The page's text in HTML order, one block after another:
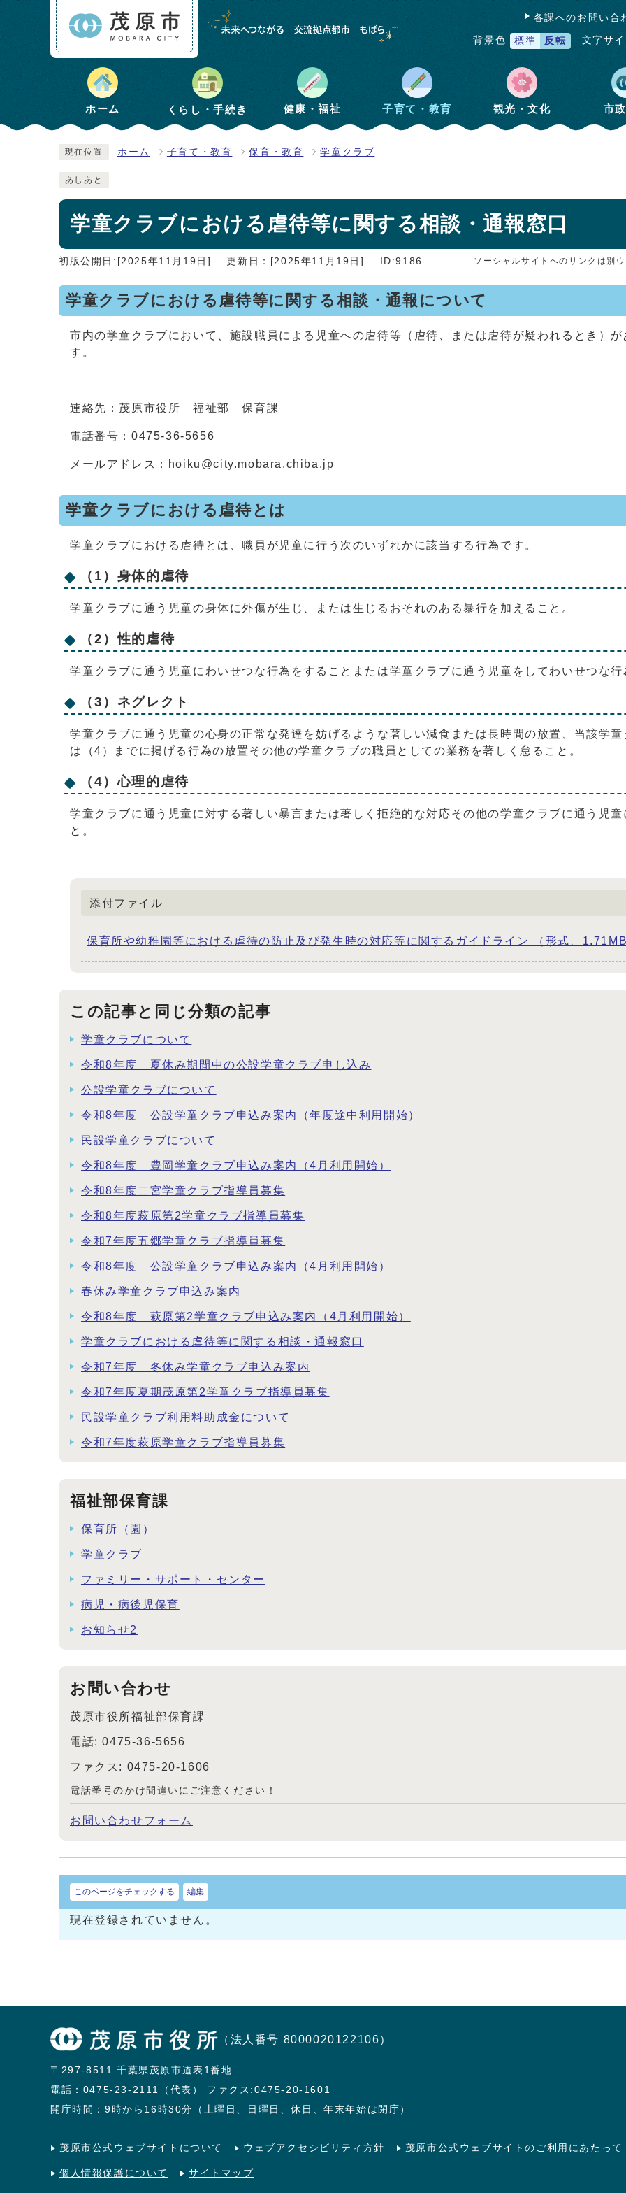
各課へのお問い合
背景色 標準 反転 文字サ
ホーム くらし・手続き 健康・福祉 子育て・教育 観光・文化 市
現在位置 ホーム 子育て・教育 保育・教育 学童クラブ
あしあと
学童クラブにおける虐待等に関する相談・通報窓口
初版公開日:[2025年11月19日] 更新日：[2025年11月19日] ID:9186 ソーシャルサイトへのリンクは別
学童クラブにおける虐待等に関する相談・通報について
市内の学童クラブにおいて、施設職員による児童への虐待等（虐待、または虐待が疑われるとき）
す。
連絡先：茂原市役所 福祉部 保育課
電話番号：0475-36-5656
メールアドレス：hoiku@city.mobara.chiba.jp
学童クラブにおける虐待とは
学童クラブにおける虐待とは、職員が児童に行う次のいずれかに該当する行為です。
（1）身体的虐待
学童クラブに通う児童の身体に外傷が生じ、または生じるおそれのある暴行を加えること。
（2）性的虐待
学童クラブに通う児童にわいせつな行為をすることまたは学童クラブに通う児童をしてわいせつな
（3）ネグレクト
学童クラブに通う児童の心身の正常な発達を妨げるような著しい減食または長時間の放置、当該学
は（4）までに掲げる行為の放置その他の学童クラブの職員としての業務を著しく怠ること。
（4）心理的虐待
学童クラブに通う児童に対する著しい暴言または著しく拒絶的な対応その他の学童クラブに通う児
と。
添付ファイル
保育所や幼稚園等における虐待の防止及び発生時の対応等に関するガイドライン （形式、
この記事と同じ分類の記事
学童クラブについて
令和8年度 夏休み期間中の公設学童クラブ申し込み
公設学童クラブについて
令和8年度 公設学童クラブ申込み案内（年度途中利用開始）
民設学童クラブについて
令和8年度 豊岡学童クラブ申込み案内（4月利用開始）
令和8年度二宮学童クラブ指導員募集
令和8年度萩原第2学童クラブ指導員募集
令和7年度五郷学童クラブ指導員募集
令和8年度 公設学童クラブ申込み案内（4月利用開始）
春休み学童クラブ申込み案内
令和8年度 萩原第2学童クラブ申込み案内（4月利用開始）
学童クラブにおける虐待等に関する相談・通報窓口
令和7年度 冬休み学童クラブ申込み案内
令和7年度夏期茂原第2学童クラブ指導員募集
民設学童クラブ利用料助成金について
令和7年度萩原学童クラブ指導員募集
福祉部保育課
保育所（園）
学童クラブ
ファミリー・サポート・センター
病児・病後児保育
お知らせ2
お問い合わせ
茂原市役所福祉部保育課
電話: 0475-36-5656
ファクス: 0475-20-1606
電話番号のかけ間違いにご注意ください！
お問い合わせフォーム
このページをチェックする 編集
現在登録されていません。
（法人番号 8000020122106）
〒297-8511 千葉県茂原市道表1番地
電話： 0475-23-2111（代表）
ファクス:0475-20-1601
開庁時間：9時から16時30分（土曜日、日曜日、休日、年末年始は閉庁）
茂原市公式ウェブサイトについて ウェブアクセシビリティ方針 茂原市公式ウェブサイトのご利用にあたって
個人情報保護について サイトマップ